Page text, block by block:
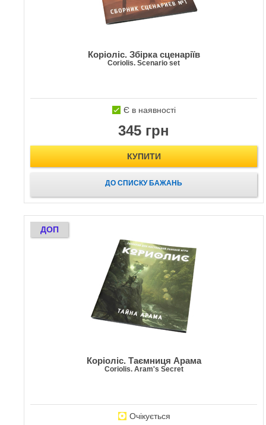
Коріоліс. Збірка сценаріїв
Coriolis. Scenario set
Є в наявності
345 грн
КУПИТИ
ДО СПИСКУ БАЖАНЬ
ДОП
Коріоліс. Таємниця Арама
Coriolis. Aram's Secret
Очікується